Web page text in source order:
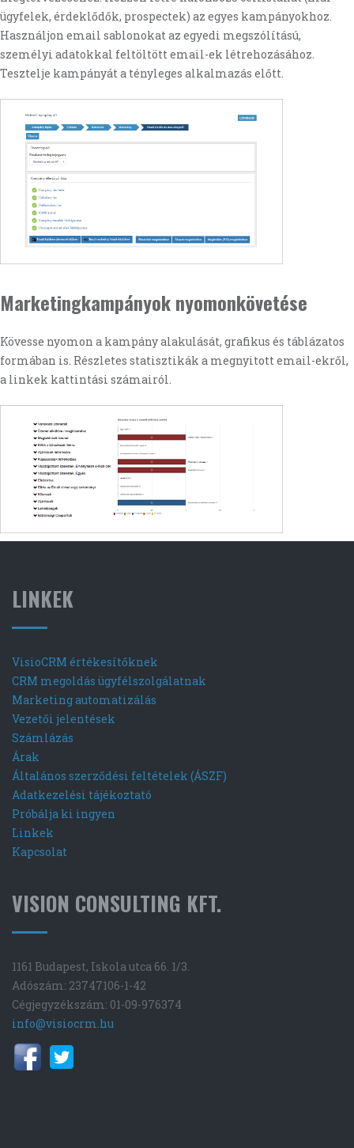
ügyfelek, érdeklődők, prospectek) az egyes kampányokhoz.
Használjon email sablonokat az egyedi megszólítású,
személyi adatokkal feltöltött email-ek létrehozásához.
Tesztelje kampányát a tényleges alkalmazás előtt.
Marketingkampányok nyomonkövetése
Kövesse nyomon a kampány alakulását, grafikus és táblázatos
formában is. Részletes statisztikák a megnyitott email-ekről,
a linkek kattintási számairól.
LINKEK
VisioCRM értékesítőknek
CRM megoldás ügyfélszolgálatnak
Marketing automatizálás
Vezetői jelentések
Számlázás
Árak
Általános szerződési feltételek (ÁSZF)
Adatkezelési tájékoztató
Próbálja ki ingyen
Linkek
Kapcsolat
VISION CONSULTING KFT.
1161 Budapest, Iskola utca 66. 1/3.
Adószám: 23747106-1-42
Cégjegyzékszám: 01-09-976374
info@visiocrm.hu